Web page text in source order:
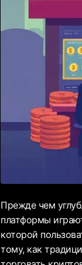
Прежде чем
платформы
которой
тому, как